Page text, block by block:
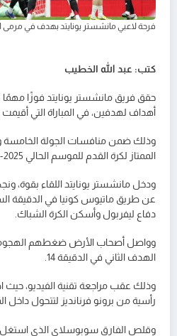
فرحة لاعبي مانشستر يونايتد بهدف في مرمى
كتب: عبد الله الخطيب
حقق فريق مانشستر يونايتد فوزًا مهمًا
أهداف لهدفين، في المباراة التي أقيمت
وذلك ضمن منافسات الجولة الخامسة
الممتاز لكرة القدم للموسم الحالي 2025-2026.
ودخل مانشستر يونايتد اللقاء بقوة،
عن طريق ماتيوس كونيا في الدقيقة
دفاع ليفربول وأسكن الكرة الشباك.
وواصل أصحاب الأرض ضغطهم
الهدف الثاني في الدقيقة 14.
وذلك عقب مراجعة تقنية الفيديو،
رأسية من برونو فرنانديز لتتحول داخل
وقلص الفارق سوبوسلاي الذي استغل